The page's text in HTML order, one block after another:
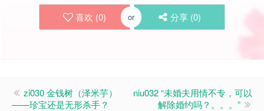
喜欢 (0) or 分享 (0)
zi030 金钱树（泽米芋）
——珍宝还是无形杀手？
niu032 “未婚夫用情不专，可以
解除婚约吗？。。。”